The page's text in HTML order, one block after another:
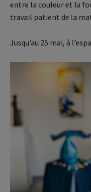
entre la couleur et la
travail patient de la
Jusqu’au 25 mai, à